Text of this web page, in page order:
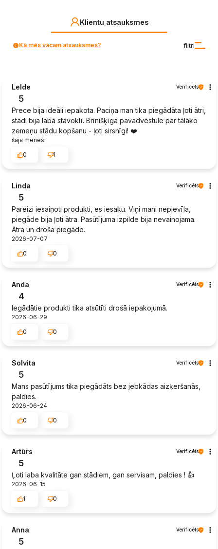
Klientu atsauksmes
filtri
Kā mēs vācam atsauksmes?
Lelde Verificēts
5
Prece bija ideāli iepakota. Paciņa man tika piegādāta ļoti ātri,
stādi bija labā stāvoklī. Brīnišķīga pavadvēstule par tālāko
zemeņu stādu kopšanu - ļoti sirsnīgi! ❤️
šajā mēnesī
0
1
Linda Verificēts
5
Pareizi iesaiņoti produkti, es iesaku. Viņi mani nepievīla,
piegāde bija ļoti ātra. Pasūtījuma izpilde bija nevainojama.
Ātra un droša piegāde.
2026-07-07
0
0
Anda Verificēts
4
Iegādātie produkti tika atsūtīti drošā iepakojumā.
2026-06-29
0
0
Solvita Verificēts
5
Mans pasūtījums tika piegādāts bez jebkādas aizķeršanās,
paldies.
2026-06-24
0
0
Artūrs Verificēts
5
Ļoti laba kvalitāte gan stādiem, gan servisam, paldies ! 👍️
2026-06-15
1
0
Anna Verificēts
5